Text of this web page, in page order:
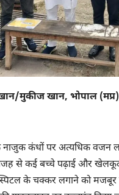
मुकीज खान, भोपाल
नाजुक कंधों पर अत्यधिक वजन
से कई बच्चे पढ़ाई और
के चक्कर लगाने को मजबूर